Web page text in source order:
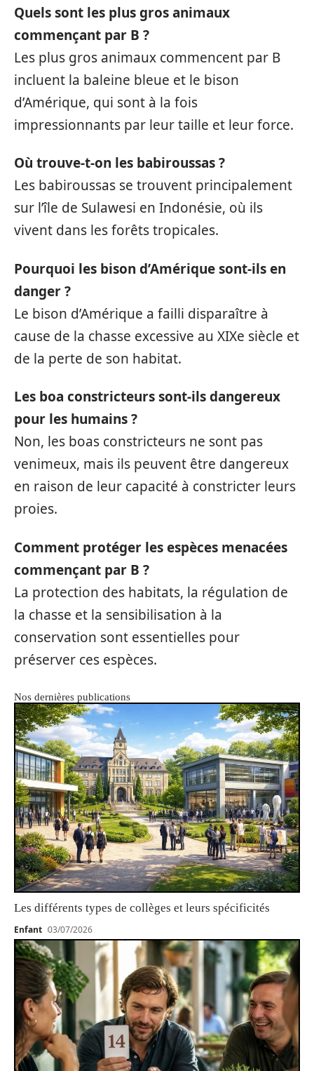
Quels sont les plus gros animaux
commençant par B ?
Les plus gros animaux commencent par B
incluent la baleine bleue et le bison
d’Amérique, qui sont à la fois
impressionnants par leur taille et leur force.
Où trouve-t-on les babiroussas ?
Les babiroussas se trouvent principalement
sur l’île de Sulawesi en Indonésie, où ils
vivent dans les forêts tropicales.
Pourquoi les bison d’Amérique sont-ils en
danger ?
Le bison d’Amérique a failli disparaître à
cause de la chasse excessive au XIXe siècle et
de la perte de son habitat.
Les boa constricteurs sont-ils dangereux
pour les humains ?
Non, les boas constricteurs ne sont pas
venimeux, mais ils peuvent être dangereux
en raison de leur capacité à constricter leurs
proies.
Comment protéger les espèces menacées
commençant par B ?
La protection des habitats, la régulation de
la chasse et la sensibilisation à la
conservation sont essentielles pour
préserver ces espèces.
Nos dernières publications
Les différents types de collèges et leurs spécificités
Enfant 03/07/2026